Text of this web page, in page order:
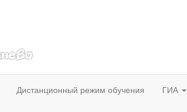
Дистанционный режим обучения ГИА